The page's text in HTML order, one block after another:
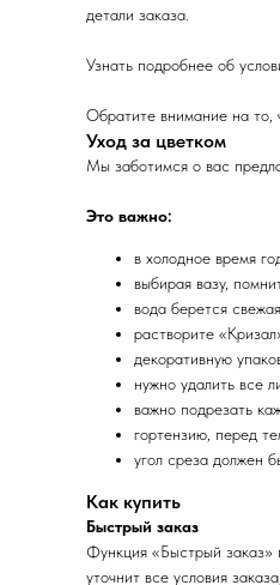
детали заказа.
Узнать подробнее об
Обратите внимание на то,
Уход за цветком
Мы заботимся о вас
Это важно:
в холодное время
выбирая вазу,
вода берется
растворите
декоративную
нужно удалить все
важно подрезать
гортензию, перед
угол среза должен
Как купить
Быстрый заказ
Функция «Быстрый заказ»
уточнит все условия